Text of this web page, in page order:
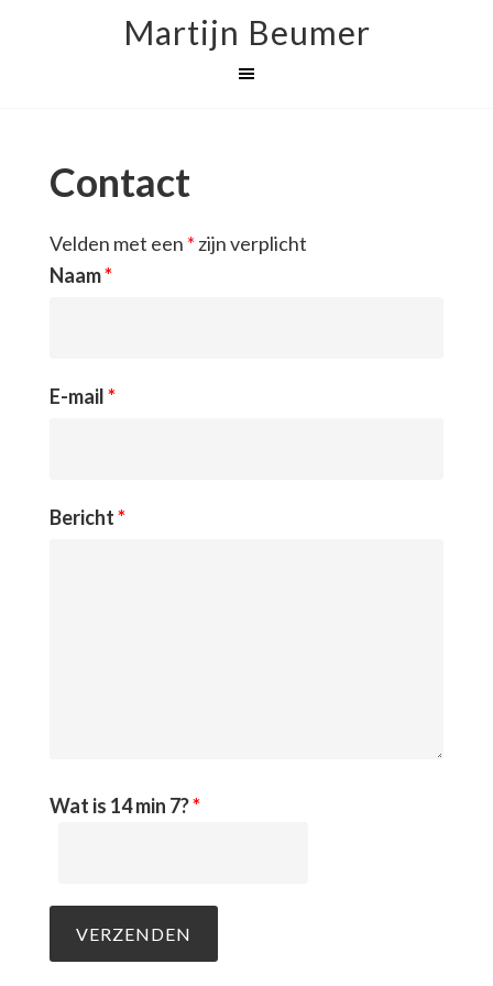
Martijn Beumer
Contact
Velden met een * zijn verplicht
Naam*
E-mail*
Bericht*
Wat is 14 min 7?*